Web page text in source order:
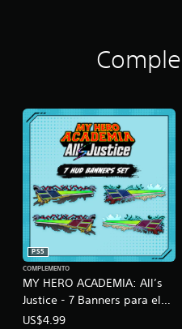
MY HERO ACADEMIA: All’s
Justice - 7 Banners para el
HUD
PS5
COMPLEMENTO
US$4.99